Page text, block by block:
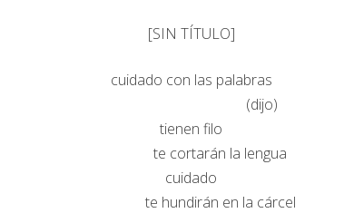
[SIN TÍTULO]
cuidado con las palabras
(dijo)
tienen filo
te cortarán la lengua
cuidado
te hundirán en la cárcel